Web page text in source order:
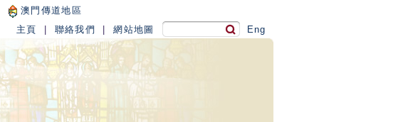
澳門傳道地區
主頁
聯絡我們 |網站地圖 Eng